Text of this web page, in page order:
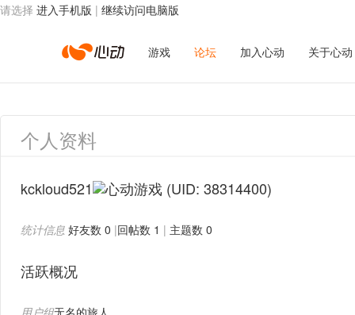
请选择 进入手机版 | 继续访问电脑版
心
动
络
游戏 论坛 加入心动 关于心动
个人资料
kckloud521 (UID: 38314400)
统计信息 好友数 0 |回帖数 1 | 主题数 0
活跃概况
用户组无名的旅人